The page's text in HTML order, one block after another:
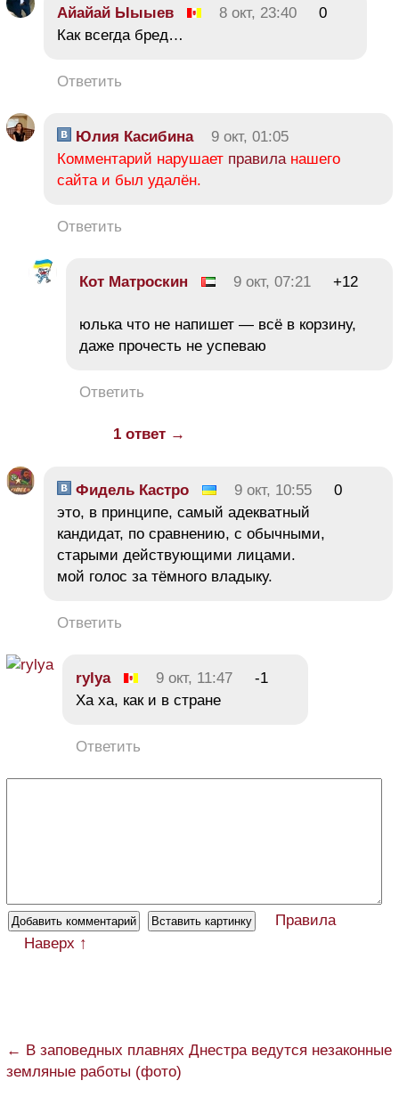
Айайай Ыыыев 8 окт, 23:40
0
Как всегда бред…
Ответить
Юлия Касибина
9 окт, 01:05
Комментарий нарушает правила нашего
сайта и был удалён.
Ответить
Кот Матроскин 9 окт, 07:21 +12
юлька что не напишет — всё в корзину,
даже прочесть не успеваю
Ответить
1 ответ →
Фидель Кастро 9 окт, 10:55
0
это, в принципе, самый адекватный
кандидат, по сравнению, с обычными,
старыми действующими лицами.
мой голос за тёмного владыку.
Ответить
rylya 9 окт, 11:47
-1
Ха ха, как и в стране
Ответить
Правила
Наверх ↑
← В заповедных плавнях Днестра ведутся незаконные
земляные работы (фото)